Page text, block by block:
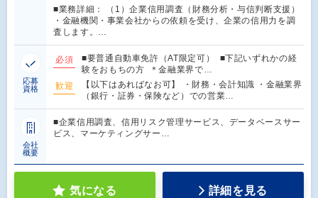
■業務詳細： （1）企業信用調査（財務分析・与信判断支援）
・金融機関・事業会社からの依頼を受け、企業の信用力を調
査します。…
応募
資格
必須
■要普通自動車免許（AT限定可） ■下記いずれかの経
験をおもちの方 ＊金融業界で…
歓迎
【以下はあればなお可】 ・財務・会計知識 ・金融業界
（銀行・証券・保険など）での営業…
会社
概要
■企業信用調査、信用リスク管理サービス、データベースサー
ビス、マーケティングサー…
気になる 詳細を見る